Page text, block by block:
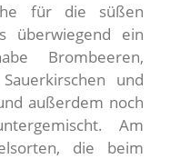
für die süßen
überwiegend ein
Brombeeren,
und
außerdem noch
Am
die beim